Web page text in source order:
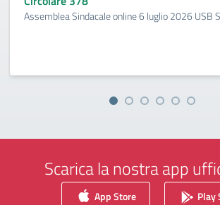
Assemblea Sindacale online 6 luglio 2026 USB
Scarica la nostra app
App Store Play